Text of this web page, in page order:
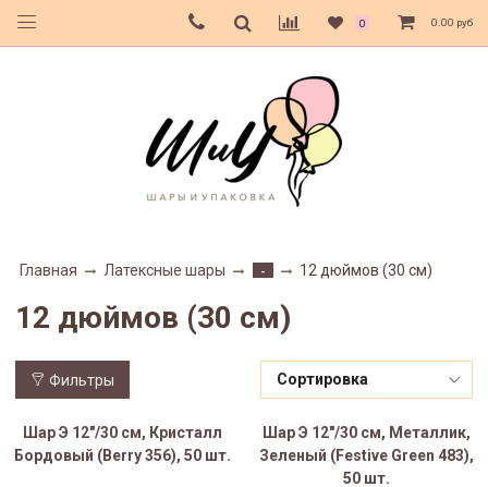
0 0.00 руб
Главная Латексные шары - 12 дюймов (30 см)
12 дюймов (30 см)
Фильтры
Шар Э 12"/30 см, Кристалл
Бордовый (Berry 356), 50 шт.
Шар Э 12"/30 см, Металлик,
Зеленый (Festive Green 483),
50 шт.